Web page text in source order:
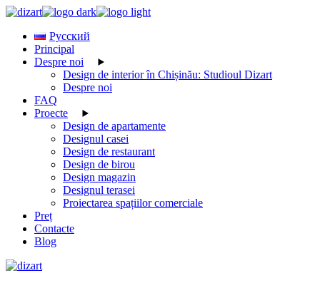
Skip
content
Русский
Principal
Despre noi
Design de interior în Chișinău: Studioul Dizart
Despre noi
FAQ
Proecte
Design de apartamente
Designul casei
Design de restaurant
Design de birou
Design magazin
Designul terasei
Proiectarea spațiilor comerciale
Preț
Contacte
Blog